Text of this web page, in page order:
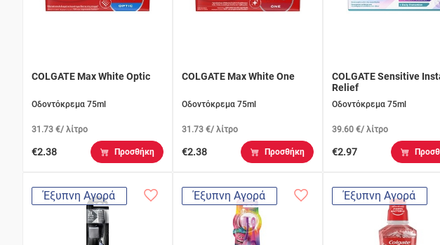
COLGATE Max White Optic
Οδοντόκρεμα 75ml
31.73 €/ λίτρο
€2.38 Προσθήκη
COLGATE Max White One
Οδοντόκρεμα 75ml
31.73 €/ λίτρο
€2.38 Προσθήκη
COLGATE Sensitive
Relief
Οδοντόκρεμα 75ml
39.60 €/ λίτρο
€2.97
Έξυπνη Αγορά Έξυπνη Αγορά Έξυπνη Αγορά